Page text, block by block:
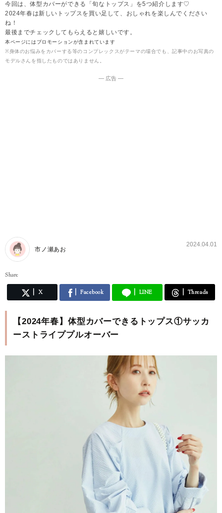
今回は、体型カバーができる「旬なトップス」を5つ紹介します♡
2024年春は新しいトップスを買い足して、おしゃれを楽しんでください
ね！
最後までチェックしてもらえると嬉しいです。
本ページにはプロモーションが含まれています
※身体のお悩みをカバーする等のコンプレックスがテーマの場合でも、記事中のお写真の
モデルさんを指したものではありません。
― 広告 ―
市ノ瀬あお
2024.04.01
Share
X Facebook LINE Threads
【2024年春】体型カバーできるトップス①サッカ
ーストライププルオーバー